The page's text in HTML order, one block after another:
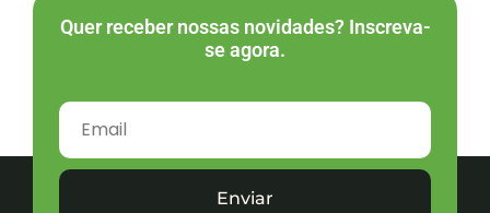
Quer receber nossas novidades? Inscreva-
se agora.
Enviar